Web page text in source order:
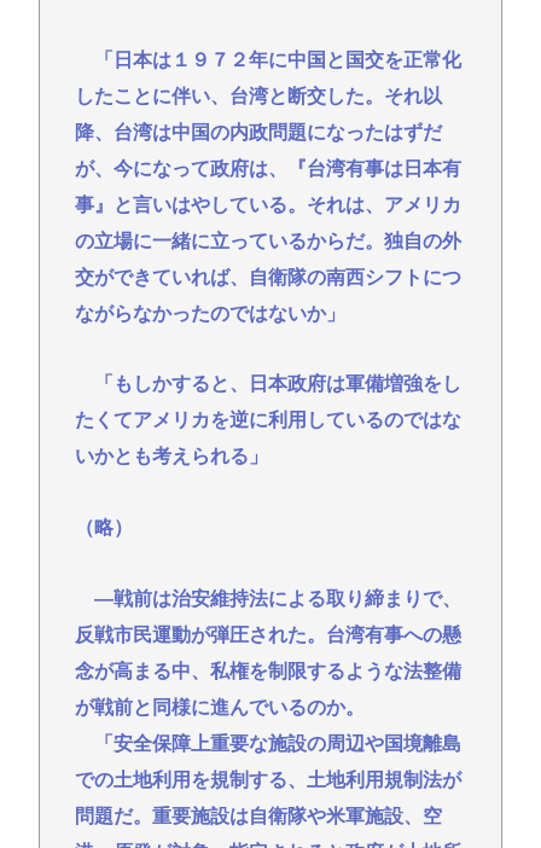
「日本は１９７２年に中国と国交を正常化
したことに伴い、台湾と断交した。それ以
降、台湾は中国の内政問題になったはずだ
が、今になって政府は、『台湾有事は日本有
事』と言いはやしている。それは、アメリカ
の立場に一緒に立っているからだ。独自の外
交ができていれば、自衛隊の南西シフトにつ
ながらなかったのではないか」
「もしかすると、日本政府は軍備増強をし
たくてアメリカを逆に利用しているのではな
いかとも考えられる」
（略）
―戦前は治安維持法による取り締まりで、
反戦市民運動が弾圧された。台湾有事への懸
念が高まる中、私権を制限するような法整備
が戦前と同様に進んでいるのか。
「安全保障上重要な施設の周辺や国境離島
での土地利用を規制する、土地利用規制法が
問題だ。重要施設は自衛隊や米軍施設、空